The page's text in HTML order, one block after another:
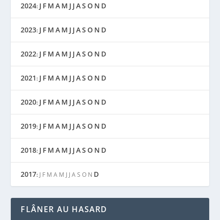
2024: J F M A M J J AS O N D
2023: J F M A M J J AS O N D
2022: J F M A M J J AS O N D
2021: J F M A M J J AS O N D
2020: J F M A M J J AS O N D
2019: J F M A M J J AS O N D
2018: J F M A M J J AS O N D
2017: J F M A M J J A S O N D
FLÂNER AU HASARD